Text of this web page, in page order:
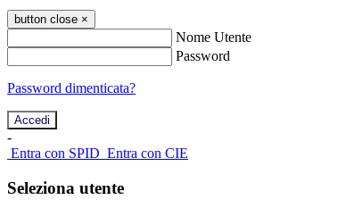
button close ×
Nome Utente
Password
Password dimenticata?
-
Entra con SPID Entra con CIE
Seleziona utente